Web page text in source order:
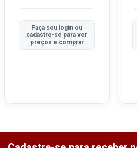
Faça seu login ou
cadastre-se para ver
preços e comprar